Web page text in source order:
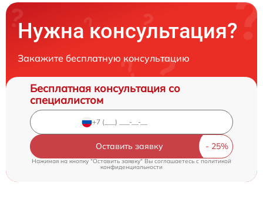
Нужна консультация?
Закажите бесплатную консультацию
Бесплатная консультация со
специалистом
Оставить заявку
Нажимая на кнопку "Оставить заявку" Вы соглашаетесь cполитикой
конфиденциальности